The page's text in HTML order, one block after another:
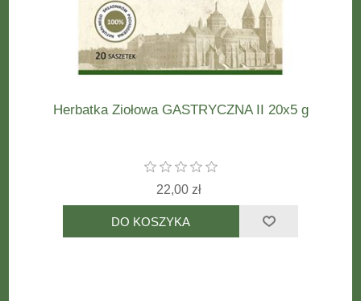
Herbatka Ziołowa GASTRYCZNA II 20x5 g
22,00 zł